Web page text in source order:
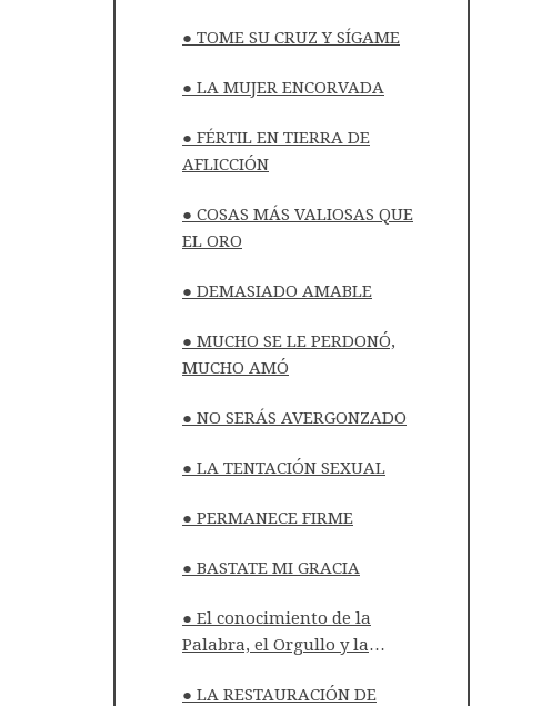
● TOME SU CRUZ Y SÍGAME
● LA MUJER ENCORVADA
● FÉRTIL EN TIERRA DE
AFLICCIÓN
● COSAS MÁS VALIOSAS QUE
EL ORO
● DEMASIADO AMABLE
● MUCHO SE LE PERDONÓ,
MUCHO AMÓ
● NO SERÁS AVERGONZADO
● LA TENTACIÓN SEXUAL
● PERMANECE FIRME
● BASTATE MI GRACIA
● El conocimiento de la
Palabra, el Orgullo y la
● LA RESTAURACIÓN DE